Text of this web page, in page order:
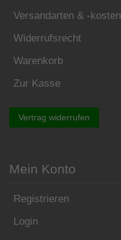
Versandarten & -kosten
Widerrufsrecht
Warenkorb
Zur Kasse
Vertrag widerrufen
Mein Konto
Registrieren
Login